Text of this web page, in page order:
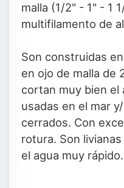
malla (1/2" - 1" - 1
multifilamento de
Son construidas
en ojo de malla de
cortan muy bien el
usadas en el mar
cerrados. Con
rotura. Son
el agua muy rápido.